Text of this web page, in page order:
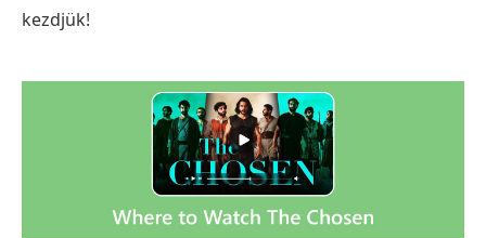
kezdjük!